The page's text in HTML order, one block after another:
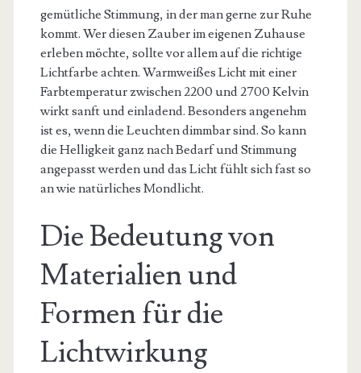
gemütliche Stimmung, in der man gerne zur Ruhe
kommt. Wer diesen Zauber im eigenen Zuhause
erleben möchte, sollte vor allem auf die richtige
Lichtfarbe achten. Warmweißes Licht mit einer
Farbtemperatur zwischen 2200 und 2700 Kelvin
wirkt sanft und einladend. Besonders angenehm
ist es, wenn die Leuchten dimmbar sind. So kann
die Helligkeit ganz nach Bedarf und Stimmung
angepasst werden und das Licht fühlt sich fast so
an wie natürliches Mondlicht.
Die Bedeutung von
Materialien und
Formen für die
Lichtwirkung